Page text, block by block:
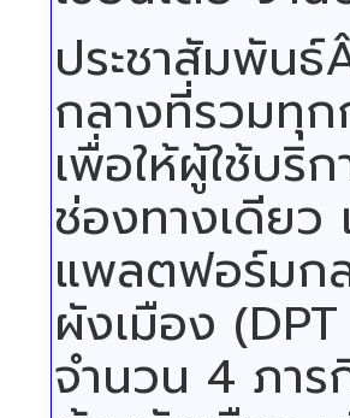
ประชาสัมพันธ์
กลางที่รวมทุก
เพื่อให้ผู้ใช้บริ
ช่องทางเดีย
แพลตฟอร์มกล
ผังเมือง
จำนวน 4 ภา